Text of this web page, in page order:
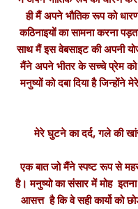
ही मैं अपने भौतिक रूप को
कठिनाइयों का सामना करना
साथ मैं इस वेबसाइट की अपनी
मैंने अपने भीतर के सच्चे प्रेम को
मनुष्यों को दबा दिया है
मेरे घुटने का दर्द, गले की
एक बात जो मैंने स्पष्ट रूप से
है। मनुष्यो का संसार में मोह
आसत्त है कि वे सही कार्यो को